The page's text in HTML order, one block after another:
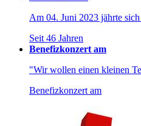
Am 04. Juni 2023 jährte
Seit 46 Jahren
Benefizkonzert am
"Wir wollen einen kleinen
Benefizkonzert am